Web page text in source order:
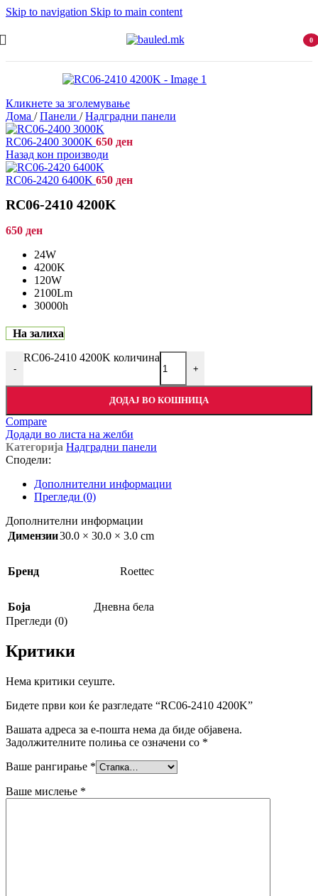
Skip to navigation Skip to main content
0
Кликнете за зголемување
Дома / Панели / Надградни панели
RC06-2400 3000K 650 ден
Назад кон производи
RC06-2420 6400K 650 ден
RC06-2410 4200K
650 ден
24W
4200K
120W
2100Lm
30000h
На залиха
-
RC06-2410 4200K количина
+
ДОДАЈ ВО КОШНИЦА
Compare
Додади во листа на желби
Категорија Надградни панели
Сподели:
Дополнителни информации
Прегледи (0)
Дополнителни информации
Димензии30.0 × 30.0 × 3.0 cm
Бренд Roettec
Боја
Дневна бела
Прегледи (0)
Критики
Нема критики сеуште.
Бидете први кои ќе разгледате “RC06-2410 4200K”
Вашата адреса за е-пошта нема да биде објавена.
Задолжителните полиња се означени со *
Ваше рангирање *
Ваше мислење *